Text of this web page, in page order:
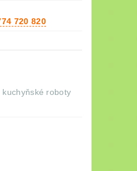
720 820
roboty